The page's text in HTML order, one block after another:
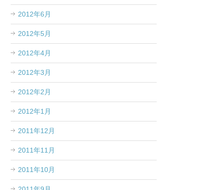
2012年6月
2012年5月
2012年4月
2012年3月
2012年2月
2012年1月
2011年12月
2011年11月
2011年10月